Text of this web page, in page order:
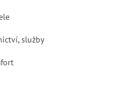
služby